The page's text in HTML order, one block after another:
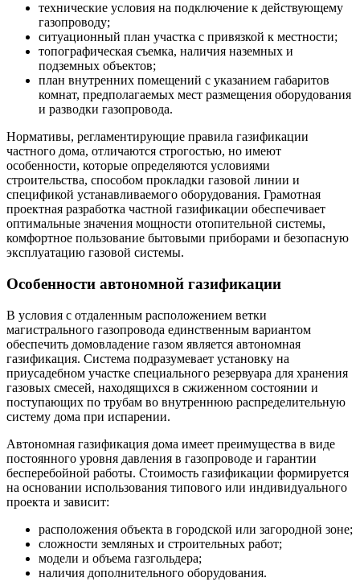
технические условия на подключение к действующему
газопроводу;
ситуационный план участка с привязкой к местности;
топографическая съемка, наличия наземных и
подземных объектов;
план внутренних помещений с указанием габаритов
комнат, предполагаемых мест размещения оборудования
и разводки газопровода.
Нормативы, регламентирующие правила газификации
частного дома, отличаются строгостью, но имеют
особенности, которые определяются условиями
строительства, способом прокладки газовой линии и
спецификой устанавливаемого оборудования. Грамотная
проектная разработка частной газификации обеспечивает
оптимальные значения мощности отопительной системы,
комфортное пользование бытовыми приборами и безопасную
эксплуатацию газовой системы.
Особенности автономной газификации
В условия с отдаленным расположением ветки
магистрального газопровода единственным вариантом
обеспечить домовладение газом является автономная
газификация. Система подразумевает установку на
приусадебном участке специального резервуара для хранения
газовых смесей, находящихся в сжиженном состоянии и
поступающих по трубам во внутреннюю распределительную
систему дома при испарении.
Автономная газификация дома имеет преимущества в виде
постоянного уровня давления в газопроводе и гарантии
бесперебойной работы. Стоимость газификации формируется
на основании использования типового или индивидуального
проекта и зависит:
расположения объекта в городской или загородной зоне;
сложности земляных и строительных работ;
модели и объема газгольдера;
наличия дополнительного оборудования.